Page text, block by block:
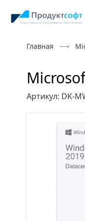
Главная
Артикул: DK-